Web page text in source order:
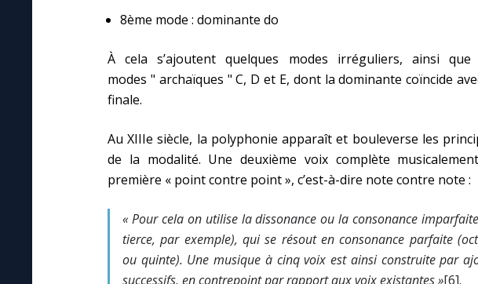
8ème mode : dominante do
À cela s’ajoutent quelques modes irréguliers, ainsi que
modes " archaïques " C, D et E, dont la dominante coïncide
finale.
Au XIIIe siècle, la polyphonie apparaît et bouleverse les
de la modalité. Une deuxième voix complète
première « point contre point », c’est-à-dire note contre note :
« Pour cela on utilise la dissonance ou la consonance
tierce, par exemple), qui se résout en consonance parfaite
ou quinte). Une musique à cinq voix est ainsi construite par
successifs, en contrepoint par rapport aux voix existantes »[6].